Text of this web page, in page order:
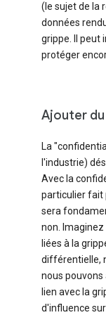
(le sujet de la
données
grippe. Il peut
protéger
Ajouter
La
l'industrie)
Avec la
particulier fait
sera
non.
liées à la
différentielle,
nous
lien avec la
d'influence